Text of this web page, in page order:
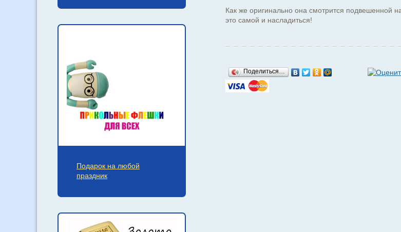
Как же оригинально она смотрится подвешенной
это самой и насладиться!
Поделиться…
Подарок на любой
праздник